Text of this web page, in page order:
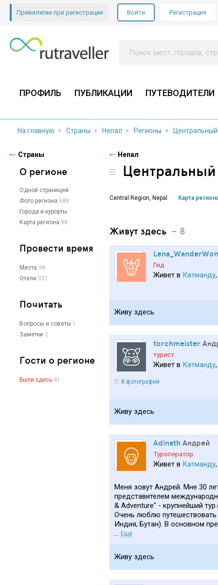
Привилегии при регистрации Войти Регистрация
ПРОФИЛЬ ПУБЛИКАЦИИ ПУТЕВОДИТЕЛИ
На главную » Страны » Непал » Регионы »
Страны
О регионе
Одной страницей
Фото региона 588
Города и курорты
Карта региона 98
Провести время
Места 98
Отели 331
Почитать
Вопросы и советы 1
Заметки 2
Гости о регионе
Были здесь 41
Непал
Central Region, Nepal • Карта
Живут здесь – 8
Гид
Живет в Катманду
Живу здесь
torchmeister
турист
Живет в Катманду
8 фотографий
Живу здесь
Adinath Андрей
Туроператор
Живет в Катманду
Меня зовут Андрей. Мне 30
представителем
& Adventure" - крупнейший
Очень люблю путешествовать
Индия, Бутан). В основном
... Ещё
Живу здесь